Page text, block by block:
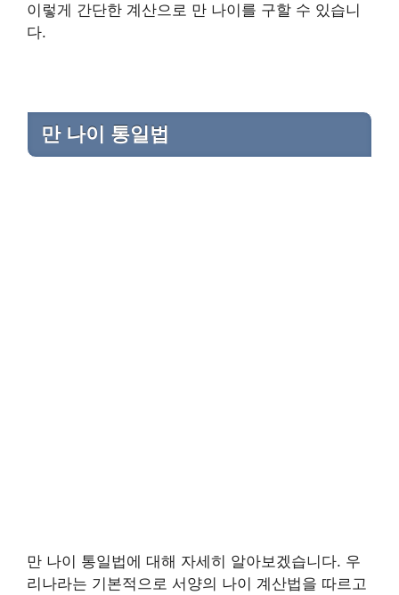
이렇게 간단한 계산으로 만 나이를 구할 수 있습니
다.
만 나이 통일법
만 나이 통일법에 대해 자세히 알아보겠습니다. 우
리나라는 기본적으로 서양의 나이 계산법을 따르고